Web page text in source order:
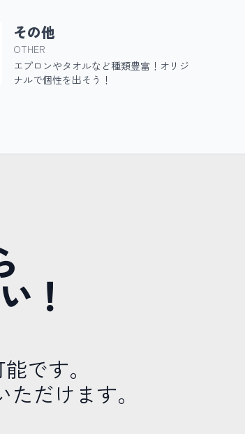
その他
OTHER
エプロンやタオルなど種類豊富！オリジ
ナルで個性を出そう！
！
です。
だけます。